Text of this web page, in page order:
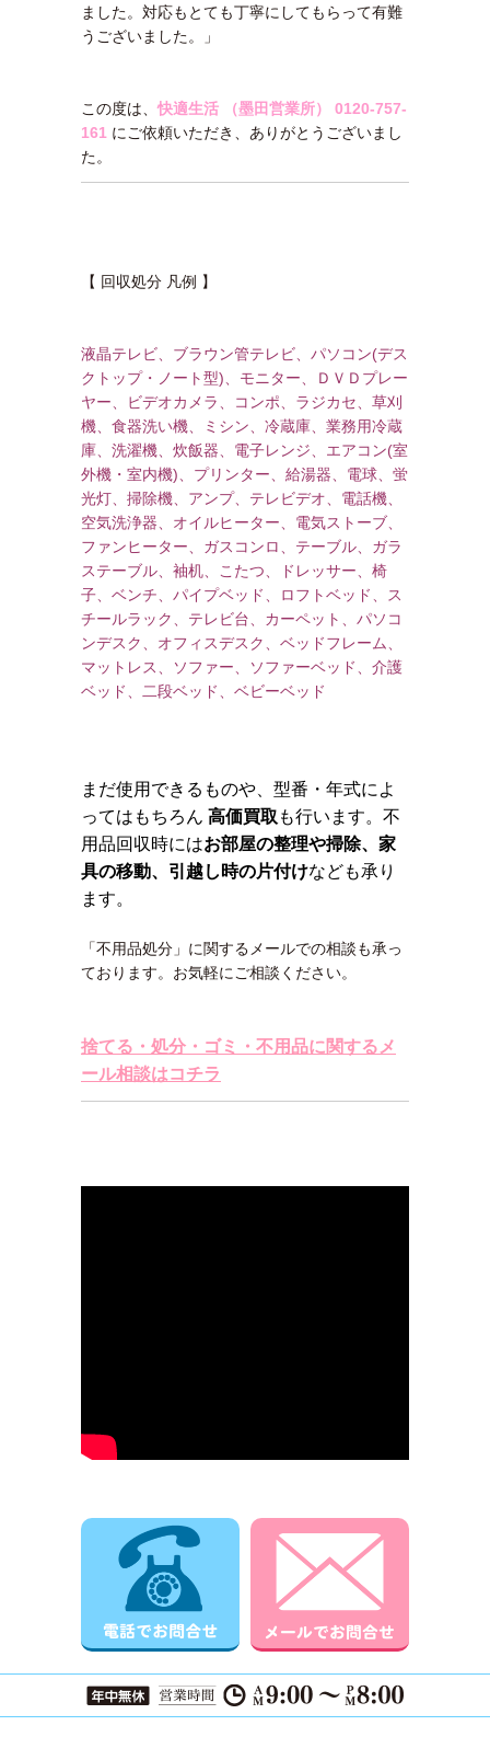
ました。対応もとても丁寧にしてもらって有難
うございました。」
この度は、快適生活 （墨田営業所）
0120-757-
161 にご依頼いただき、ありがとうございまし
た。
【 回収処分 凡例 】
液晶テレビ、ブラウン管テレビ、パソコン(デス
クトップ・ノート型)、モニター、ＤＶＤプレー
ヤー、ビデオカメラ、コンポ、ラジカセ、草刈
機、食器洗い機、ミシン、冷蔵庫、業務用冷蔵
庫、洗濯機、炊飯器、電子レンジ、エアコン(室
外機・室内機)、プリンター、給湯器、電球、蛍
光灯、掃除機、アンプ、テレビデオ、電話機、
空気洗浄器、オイルヒーター、電気ストーブ、
ファンヒーター、ガスコンロ、テーブル、ガラ
ステーブル、袖机、こたつ、ドレッサー、椅
子、ベンチ、パイプベッド、ロフトベッド、ス
チールラック、テレビ台、カーペット、パソコ
ンデスク、オフィスデスク、ベッドフレーム、
マットレス、ソファー、ソファーベッド、介護
ベッド、二段ベッド、ベビーベッド
まだ使用できるものや、型番・年式によ
ってはもちろん 高価買取 も行います。不
用品回収時にはお部屋の整理や掃除、家
具の移動、引越し時の片付けなども承り
ます。
「不用品処分」に関するメールでの相談も承っ
ております。お気軽にご相談ください。
捨てる・処分・ゴミ・不用品に関するメ
ール相談はコチラ
電話でお問合せ